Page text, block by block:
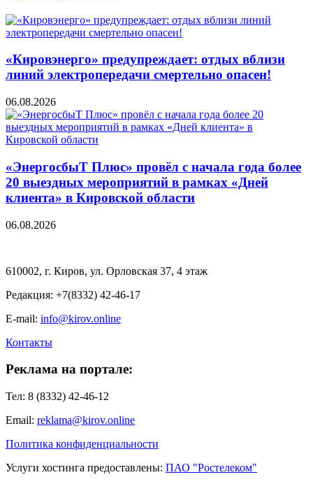
«Кировэнерго» предупреждает: отдых вблизи
линий электропередачи смертельно опасен!
06.08.2026
«ЭнергосбыТ Плюс» провёл с начала года более
20 выездных мероприятий в рамках «Дней
клиента» в Кировской области
06.08.2026
610002, г. Киров, ул. Орловская 37, 4 этаж
Редакция: +7(8332) 42-46-17
E-mail: info@kirov.online
Контакты
Реклама на портале:
Тел: 8 (8332) 42-46-12
Email: reklama@kirov.online
Политика конфиденциальности
Услуги хостинга предоставлены: ПАО "Ростелеком"